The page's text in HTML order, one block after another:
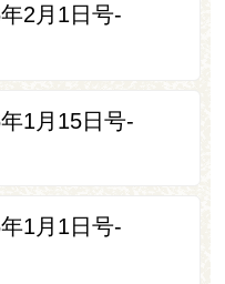
2月1日号-
1月15日号-
1月1日号-